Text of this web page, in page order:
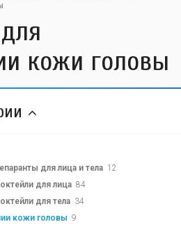
кожи головы
для лица и тела 12
для лица 84
для тела 34
кожи головы 9